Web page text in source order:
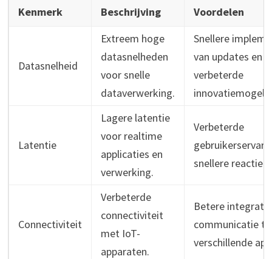
Kenmerk Beschrijving Voordelen
Datasnelheid
Extreem hoge
datasnelheden
voor snelle
dataverwerking.
Snellere
van updates en
verbeterde
Latentie
Lagere latentie
voor realtime
applicaties en
verwerking.
Verbeterde
snellere
Connectiviteit
Verbeterde
connectiviteit
met IoT-
apparaten.
Betere
communicatie
verschillende